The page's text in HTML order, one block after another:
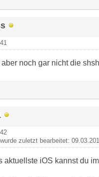
noch gar nicht die
zuletzt bearbeitet:
aktuellste iOS kannst du